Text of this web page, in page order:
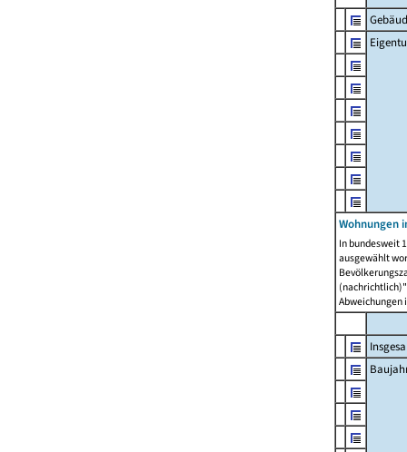
Wohnungen
In bundesweit
ausgewählt
Abweichungen